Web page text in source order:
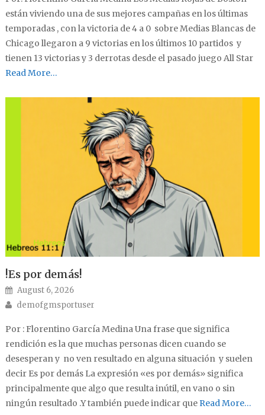
están viviendo una de sus mejores campañas en los últimas
temporadas , con la victoria de 4 a 0 sobre Medias Blancas de
Chicago llegaron a 9 victorias en los últimos 10 partidos y
tienen 13 victorias y 3 derrotas desde el pasado juego All Star
Read More…
!Es por demás!
Posted on
August 6, 2026
Author
demofgmsportuser
Por : Florentino García Medina Una frase que significa
rendición es la que muchas personas dicen cuando se
desesperan y no ven resultado en alguna situación y suelen
decir Es por demás La expresión «es por demás» significa
principalmente que algo que resulta inútil, en vano o sin
ningún resultado .Y también puede indicar queRead More…